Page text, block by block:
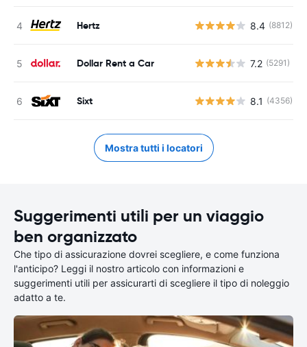
Hertz 8.4 (8812)
Dollar Rent a Car 7.2 (5291)
Sixt 8.1 (4356)
Mostra tutti i locatori
Suggerimenti utili per un viaggio
ben organizzato
Che tipo di assicurazione dovrei scegliere, e come funziona
l'anticipo? Leggi il nostro articolo con informazioni e
suggerimenti utili per assicurarti di scegliere il tipo di noleggio
adatto a te.